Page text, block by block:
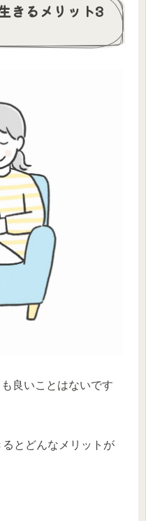
きるメリット3
良いことはないです
とどんなメリットが